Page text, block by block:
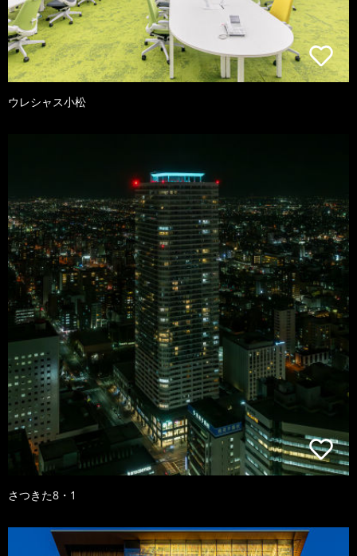
ウレシャス小松
さつきた8・1